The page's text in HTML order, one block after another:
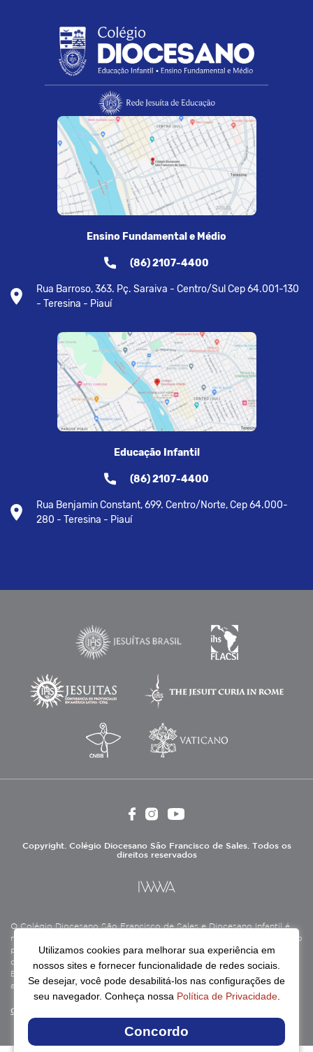
Ensino Fundamental e Médio
(86) 2107-4400
Rua Barroso, 363. Pç. Saraiva - Centro/Sul Cep 64.001-130
- Teresina - Piauí
Educação Infantil
(86) 2107-4400
Rua Benjamin Constant, 699. Centro/Norte, Cep 64.000-
280 - Teresina - Piauí
Copyright. Colégio Diocesano São Francisco de Sales. Todos os
direitos reservados
O Colégio Diocesano São Francisco de Sales e Diocesano Infantil é
mantido pela Associação Antônio Vieira (ASAV), instituição de direito
privado sem fins lucrativos, filantrópica, de natureza educativa,
cultural, assistencial e beneficente, certificada como Entidade
Beneficente de Assistência Social (CEBAS), nas áreas de educação e
assistência social.
Continue lendo
Utilizamos cookies para melhorar sua experiência em
nossos sites e fornecer funcionalidade de redes sociais.
Se desejar, você pode desabilitá-los nas configurações de
seu navegador. Conheça nossa Política de Privacidade.
Concordo